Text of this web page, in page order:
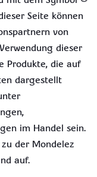
Seite können
von
dieser
Produkte, die auf
dargestellt
im Handel sein.
der Mondelez
auf.